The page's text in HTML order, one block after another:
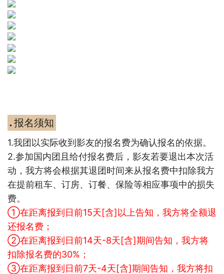
◆ 报名须知
1.我团以实际收到影友的报名费为确认报名的依据。
2.参加国内团且给付报名费后，影友若要退出本次活
动，我方将会根据其退团时间来从报名费中扣除我方
在提前租车、订房、订餐、保险等相应事项中的损失
费。
①在距离报到日前15天[含]以上告知，我方将全额退
还报名费；
②在距离报到日前14天-8天[含]期间告知，我方将
扣除报名费的30%；
③在距离报到日前7天-4天[含]期间告知，我方将扣